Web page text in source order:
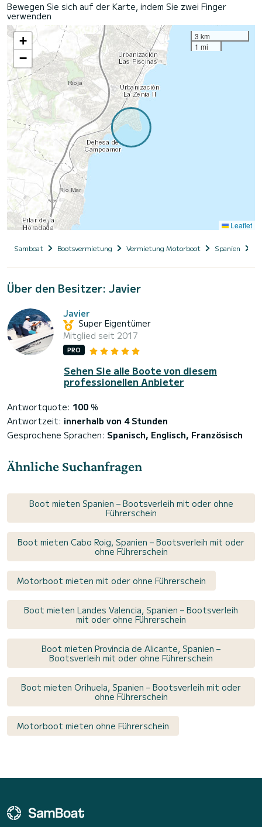
Bewegen Sie sich auf der Karte, indem Sie zwei Finger
verwenden
+
−
3 km
1 mi
Leaflet
Samboat Bootsvermietung Vermietung Motorboot Spanien
Über den Besitzer: Javier
Javier
Super Eigentümer
Mitglied seit 2017
PRO
Sehen Sie alle Boote von diesem
professionellen Anbieter
Antwortquote: 100 %
Antwortzeit: innerhalb von 4 Stunden
Gesprochene Sprachen: Spanisch, Englisch, Französisch
Ähnliche Suchanfragen
Boot mieten Spanien – Bootsverleih mit oder ohne
Führerschein
Boot mieten Cabo Roig, Spanien – Bootsverleih mit oder
ohne Führerschein
Motorboot mieten mit oder ohne Führerschein
Boot mieten Landes Valencia, Spanien – Bootsverleih
mit oder ohne Führerschein
Boot mieten Provincia de Alicante, Spanien –
Bootsverleih mit oder ohne Führerschein
Boot mieten Orihuela, Spanien – Bootsverleih mit oder
ohne Führerschein
Motorboot mieten ohne Führerschein